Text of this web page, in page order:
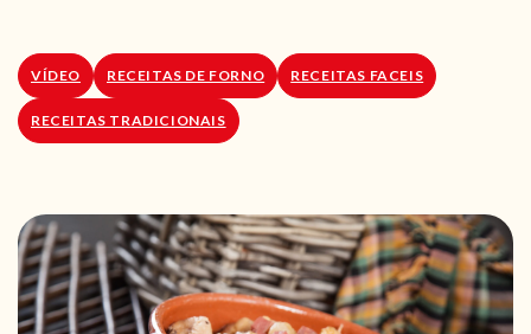
VÍDEO RECEITAS DE FORNO RECEITAS FACEIS
RECEITAS TRADICIONAIS